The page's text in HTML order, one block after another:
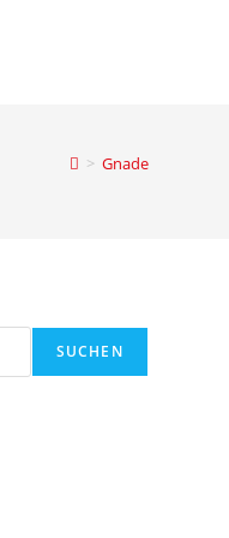
> Gnade
SUCHEN